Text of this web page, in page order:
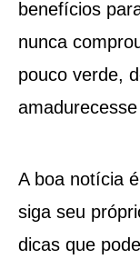
benefícios
nunca
pouco verde,
A boa notícia
siga seu
dicas que